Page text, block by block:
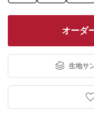
オーダ
生地サ